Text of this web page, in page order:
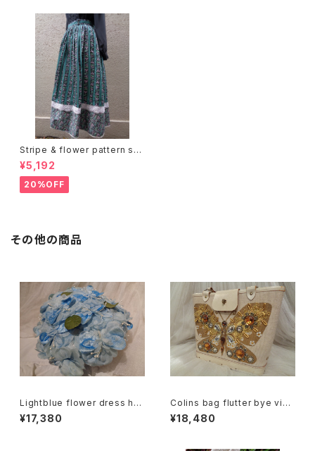
Stripe & flower pattern ski
rt ストライプ 花柄 スカート
¥5,192
20%OFF
その他の商品
Lightblue flower dress hat
ライトブルー ドレスハット
¥17,380
Colins bag flutter bye vint
¥18,480